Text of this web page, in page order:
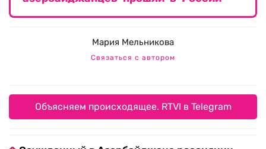
Мария Мельникова
Связаться с автором
Объясняем происходящее. RTVI в Telegram